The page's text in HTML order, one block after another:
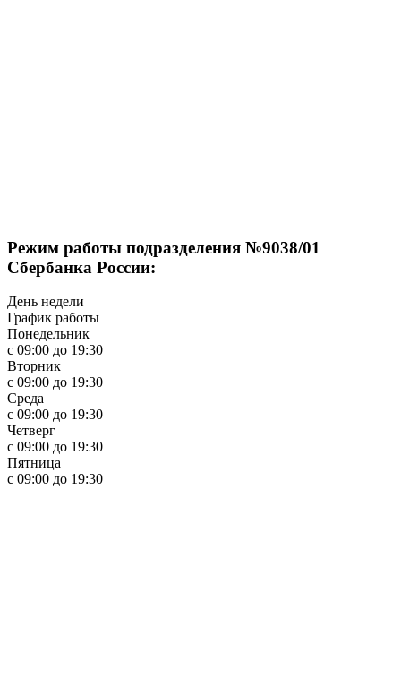
Режим работы подразделения №9038/01
Сбербанка России:
День недели
График работы
Понедельник
с 09:00 до 19:30
Вторник
с 09:00 до 19:30
Среда
с 09:00 до 19:30
Четверг
с 09:00 до 19:30
Пятница
с 09:00 до 19:30